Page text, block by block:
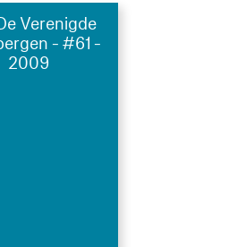
Verenigde
- #61 -
2009